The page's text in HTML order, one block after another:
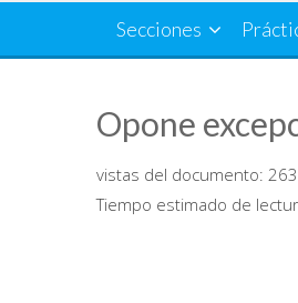
Secciones
Opone
vistas del documento: 263
Tiempo estimado de